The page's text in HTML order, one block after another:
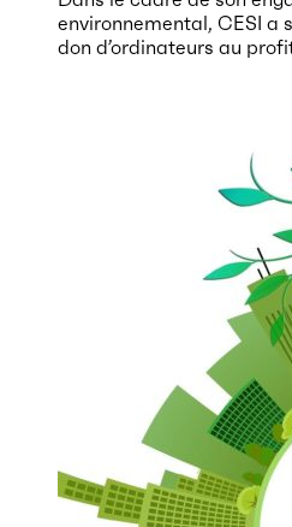
environnemental, CESI a
don d’ordinateurs au